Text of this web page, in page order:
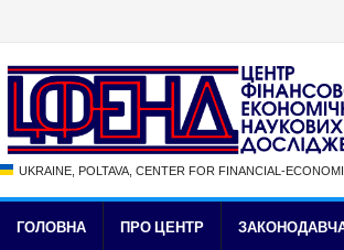
UKRAINE, POLTAVA, CENTER FOR FINANCIAL-
ГОЛОВНА ПРО ЦЕНТР